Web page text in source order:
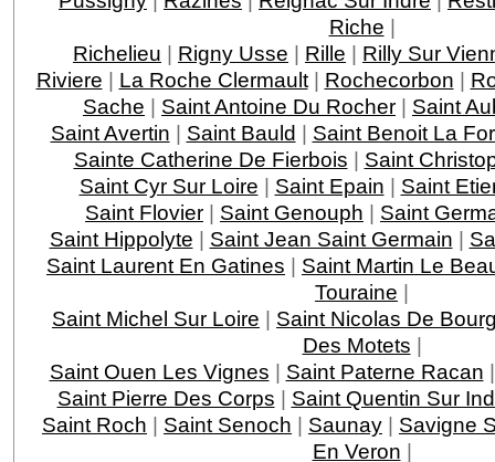
Riche |
Richelieu | Rigny Usse | Rille | Rilly Sur
Riviere | La Roche Clermault| Rochecorbon |
Sache | Saint Antoine Du Rocher | Saint
Saint Avertin | Saint Bauld | Saint Benoit La
Sainte Catherine De Fierbois | Saint
Saint Cyr Sur Loire | Saint Epain | Saint
Saint Flovier | Saint Genouph | Saint
Saint Hippolyte | Saint Jean Saint Germain |
Saint Laurent En Gatines | Saint Martin Le
Touraine |
Saint Michel Sur Loire | Saint Nicolas De
Des Motets |
Saint Ouen Les Vignes | Saint Paterne Racan
Saint Pierre Des Corps | Saint Quentin Sur
Saint Roch | Saint Senoch | Saunay | Savigne
En Veron |